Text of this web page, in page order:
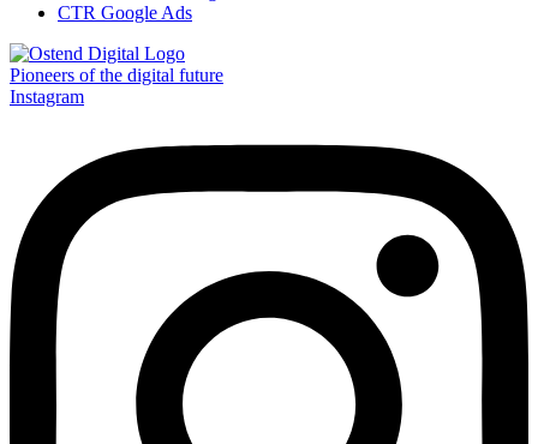
CTR Google Ads
Pioneers of the digital future
Instagram